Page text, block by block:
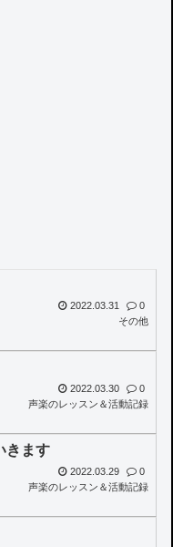
2022.03.31
0
その他
2022.03.30
0
声楽のレッスン＆活動記録
きます
2022.03.29
0
声楽のレッスン＆活動記録